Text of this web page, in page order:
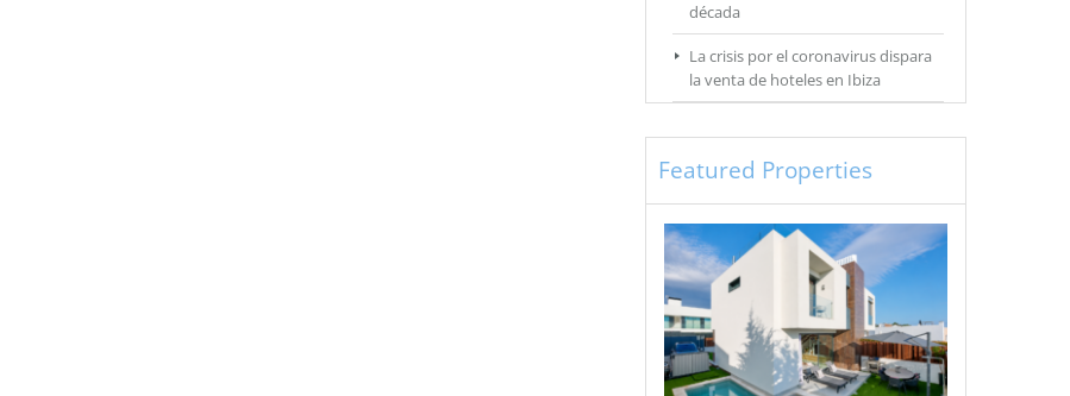
década
La crisis por el coronavirus dispara
la venta de hoteles en Ibiza
Featured Properties